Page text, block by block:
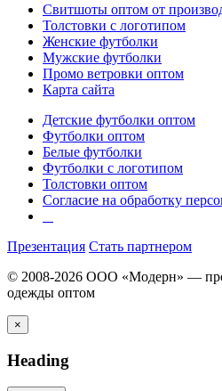
Свитшоты оптом от
Толстовки с логотипом
Женские футболки
Мужские футболки
Промо ветровки оптом
Карта сайта
Детские футболки оптом
Футболки оптом
Белые футболки
Футболки с логотипом
Толстовки оптом
Согласие на обработку
Презентация Стать партнером
© 2008-2026 ООО «Модерн» —
одежды оптом
×
Heading